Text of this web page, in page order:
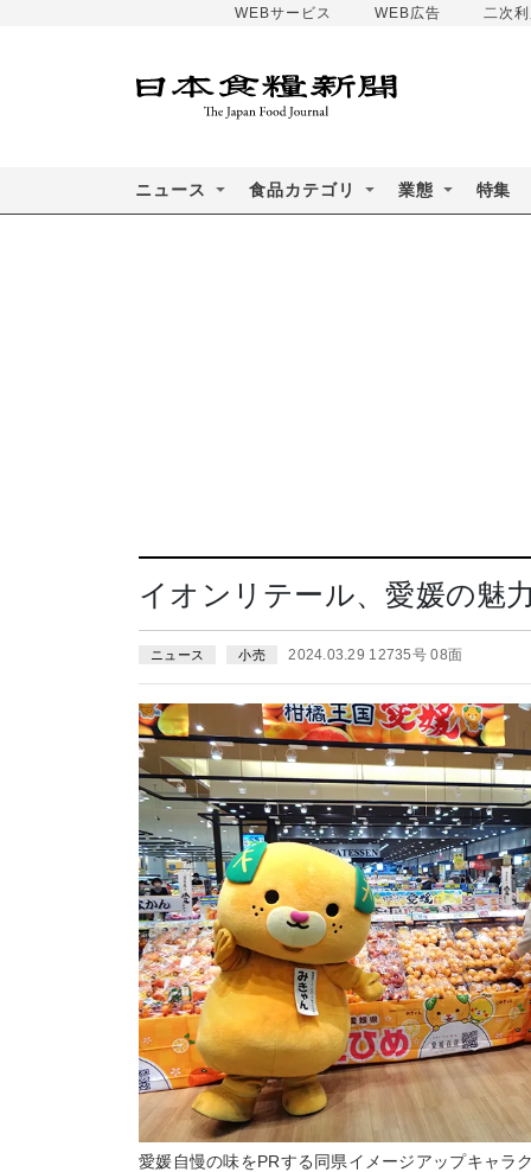
WEBサービス WEB広告 二次
ニュース 食品カテゴリ 業態 特集
イオンリテール、愛媛の
ニュース 小売 2024.03.29 12735号 08面
愛媛自慢の味をPRする同県イメージアップキャラ